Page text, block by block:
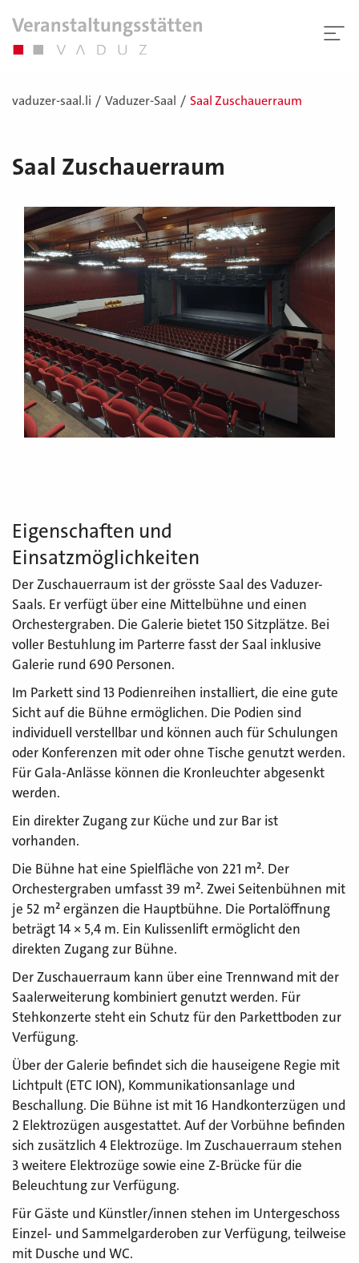
vaduzer-saal.li Vaduzer-Saal Saal Zuschauerraum
Saal Zuschauerraum
Eigenschaften und
Einsatzmöglichkeiten
Der Zuschauerraum ist der grösste Saal des Vaduzer-
Saals. Er verfügt über eine Mittelbühne und einen
Orchestergraben. Die Galerie bietet 150 Sitzplätze. Bei
voller Bestuhlung im Parterre fasst der Saal inklusive
Galerie rund 690 Personen.
Im Parkett sind 13 Podienreihen installiert, die eine gute
Sicht auf die Bühne ermöglichen. Die Podien sind
individuell verstellbar und können auch für Schulungen
oder Konferenzen mit oder ohne Tische genutzt werden.
Für Gala-Anlässe können die Kronleuchter abgesenkt
werden.
Ein direkter Zugang zur Küche und zur Bar ist
vorhanden.
Die Bühne hat eine Spielfläche von 221 m². Der
Orchestergraben umfasst 39 m². Zwei Seitenbühnen mit
je 52 m² ergänzen die Hauptbühne. Die Portalöffnung
beträgt 14 × 5,4 m. Ein Kulissenlift ermöglicht den
direkten Zugang zur Bühne.
Der Zuschauerraum kann über eine Trennwand mit der
Saalerweiterung kombiniert genutzt werden. Für
Stehkonzerte steht ein Schutz für den Parkettboden zur
Verfügung.
Über der Galerie befindet sich die hauseigene Regie mit
Lichtpult (ETC ION), Kommunikationsanlage und
Beschallung. Die Bühne ist mit 16 Handkonterzügen und
2 Elektrozügen ausgestattet. Auf der Vorbühne befinden
sich zusätzlich 4 Elektrozüge. Im Zuschauerraum stehen
3 weitere Elektrozüge sowie eine Z-Brücke für die
Beleuchtung zur Verfügung.
Für Gäste und Künstler/innen stehen im Untergeschoss
Einzel- und Sammelgarderoben zur Verfügung, teilweise
mit Dusche und WC.